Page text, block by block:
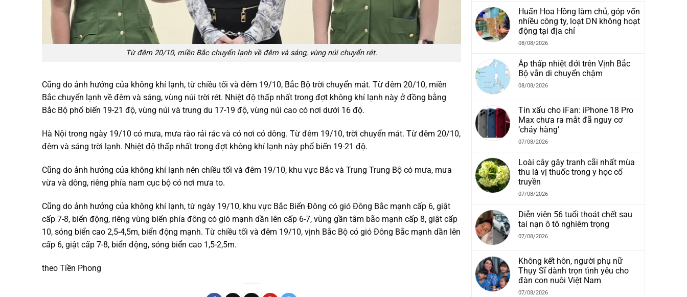
Từ đêm 20/10, miền Bắc chuyển lạnh về đêm và sáng, vùng núi chuyển rét.
Cũng do ảnh hưởng của không khí lạnh, từ chiều tối và đêm 19/10, Bắc Bộ trời chuyển mát. Từ đêm 20/10, miền
Bắc chuyển lạnh về đêm và sáng, vùng núi trời rét. Nhiệt độ thấp nhất trong đợt không khí lạnh này ở đồng bằng
Bắc Bộ phổ biến 19-21 độ, vùng núi và trung du 17-19 độ, vùng núi cao có nơi dưới 16 độ.
Hà Nội trong ngày 19/10 có mưa, mưa rào rải rác và có nơi có dông. Từ đêm 19/10, trời chuyển mát. Từ đêm 20/10,
đêm và sáng trời lạnh. Nhiệt độ thấp nhất trong đợt không khí lạnh này phổ biến 19-21 độ.
Cũng do ảnh hưởng của không khí lạnh nên chiều tối và đêm 19/10, khu vực Bắc và Trung Trung Bộ có mưa, mưa
vừa và dông, riêng phía nam cục bộ có nơi mưa to.
Cũng do ảnh hưởng của không khí lạnh, từ ngày 19/10, khu vực Bắc Biển Đông có gió Đông Bắc mạnh cấp 6, giật
cấp 7-8, biển động, riêng vùng biển phía đông có gió mạnh dần lên cấp 6-7, vùng gần tâm bão mạnh cấp 8, giật cấp
10, sóng biển cao 2,5-4,5m, biển động mạnh. Từ chiều tối và đêm 19/10, vịnh Bắc Bộ có gió Đông Bắc mạnh dần lên
cấp 6, giật cấp 7-8, biển động, sóng biển cao 1,5-2,5m.
theo Tiền Phong
Huấn Hoa Hồng làm chủ, góp vốn
nhiều công ty, loạt DN không hoạt
động tại địa chỉ
08/08/2026
Áp thấp nhiệt đới trên Vịnh Bắc
Bộ vẫn di chuyển chậm
08/08/2026
Tin xấu cho iFan: iPhone 18 Pro
Max chưa ra mắt đã nguy cơ
‘cháy hàng’
07/08/2026
Loài cây gây tranh cãi nhất mùa
thu là vị thuốc trong y học cổ
truyền
07/08/2026
Diễn viên 56 tuổi thoát chết sau
tai nạn ô tô nghiêm trọng
07/08/2026
Không kết hôn, người phụ nữ
Thụy Sĩ dành trọn tình yêu cho
đàn con nuôi Việt Nam
07/08/2026